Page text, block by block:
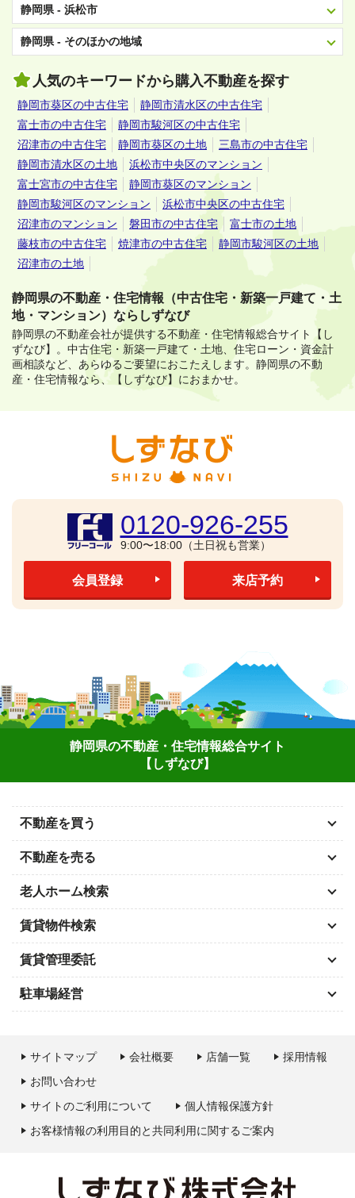
静岡県 - 浜松市
静岡県 - そのほかの地域
人気のキーワードから購入不動産を探す
静岡市葵区の中古住宅
静岡市清水区の中古住宅
富士市の中古住宅
静岡市駿河区の中古住宅
沼津市の中古住宅
静岡市葵区の土地
三島市の中古住宅
静岡市清水区の土地
浜松市中央区のマンション
富士宮市の中古住宅
静岡市葵区のマンション
静岡市駿河区のマンション
浜松市中央区の中古住宅
沼津市のマンション
磐田市の中古住宅
富士市の土地
藤枝市の中古住宅
焼津市の中古住宅
静岡市駿河区の土地
沼津市の土地
静岡県の不動産・住宅情報（中古住宅・新築一戸建て・土
地・マンション）ならしずなび
静岡県の不動産会社が提供する不動産・住宅情報総合サイト【し
ずなび】。 中古住宅・新築一戸建て・土地、住宅ローン・資金計
画相談など、あらゆるご要望におこたえします。 静岡県の不動
産・住宅情報なら、【しずなび】におまかせ。
0120-926-255
9:00〜18:00（土日祝も営業）
会員登録 来店予約
静岡県の不動産・住宅情報総合サイト
【しずなび】
不動産を買う
不動産を売る
老人ホーム検索
賃貸物件検索
賃貸管理委託
駐車場経営
サイトマップ 会社概要 店舗一覧
採用情報
お問い合わせ
サイトのご利用について
個人情報保護方針
お客様情報の利用目的と共同利用に関するご案内